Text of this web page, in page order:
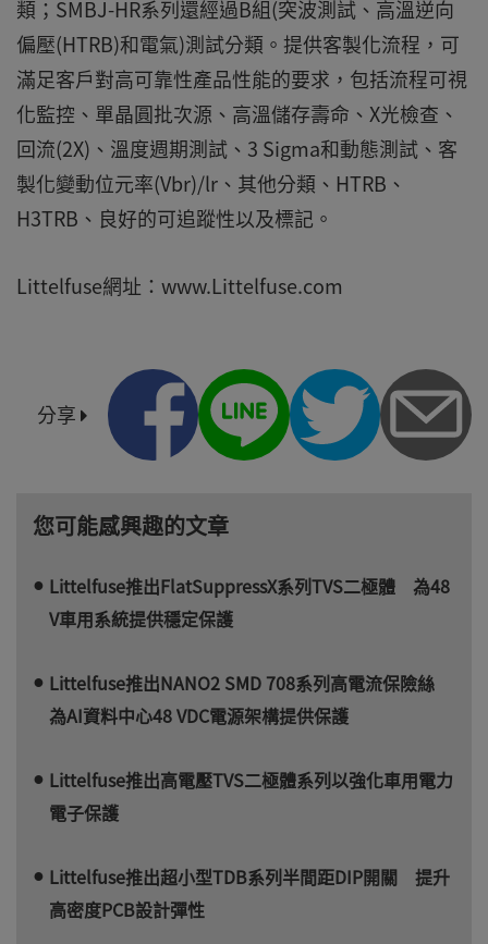
類；SMBJ-HR系列還經過B組(突波測試、高溫逆向
偏壓(HTRB)和電氣)測試分類。提供客製化流程，可
滿足客戶對高可靠性產品性能的要求，包括流程可視
化監控、單晶圓批次源、高溫儲存壽命、X光檢查、
回流(2X)、溫度週期測試、3 Sigma和動態測試、客
製化變動位元率(Vbr)/lr、其他分類、HTRB、
H3TRB、良好的可追蹤性以及標記。
Littelfuse網址：www.Littelfuse.com
分享
您可能感興趣的文章
Littelfuse推出FlatSuppressX系列TVS二極體 為48
V車用系統提供穩定保護
Littelfuse推出NANO2 SMD 708系列高電流保險絲
為AI資料中心48 VDC電源架構提供保護
Littelfuse推出高電壓TVS二極體系列以強化車用電力
電子保護
Littelfuse推出超小型TDB系列半間距DIP開關 提升
高密度PCB設計彈性